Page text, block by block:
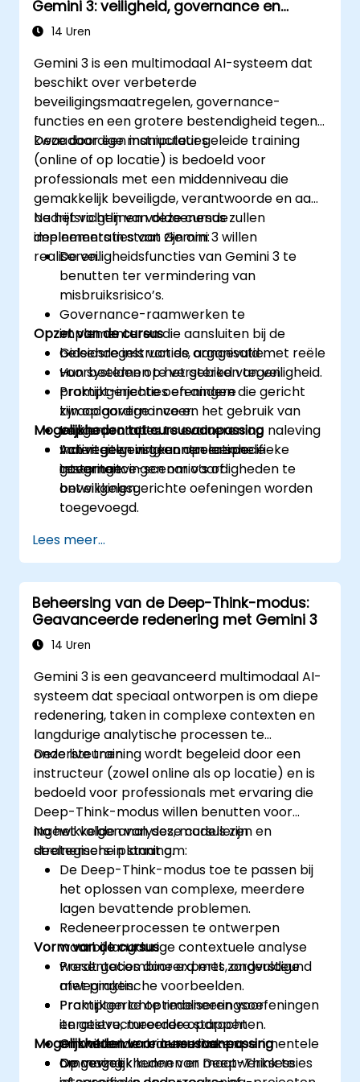
Gemini 3: veiligheid, governance en
bescherming tegen prompt-injectie
14 Uren
Gemini 3 is een multimodaal AI-systeem dat
beschikt over verbeterde
beveiligingsmaatregelen, governance-
functies en een grotere bestendigheid tegen
kwaadaardige manipulaties.
Deze door een instructeur geleide training
(online of op locatie) is bedoeld voor
professionals met een middenniveau die
gemakkelijk beveiligde, verantwoorde en aan
bedrijfsrichtlijnen voldoenende
implementaties van Gemini 3 willen
realiseren.
Na het volgen van deze cursus zullen
deelnemers in staat zijn om:
De veiligheidsfuncties van Gemini 3 te
benutten ter vermindering van
misbruiksrisico’s.
Governance-raamwerken te
implementeren die aansluiten bij de
beleidsregels van de organisatie.
Hun systemen te versterken tegen
prompt-injecties en andere
kwaadaardige invoer.
Implementaties te evalueren op naleving
van regelgeving en operationele
integriteit.
Opzet van de cursus
Gidsende instructies, aangevuld met reële
voorbeelden op het gebied van veiligheid.
Praktijkgerichte oefeningen die gericht
zijn op governance en het gebruik van
veilige prompts.
Activiteiten in gecontroleerde
testomgevingen om vaardigheden te
ontwikkelen.
Mogelijkheden tot cursusaanpassing
Indien gewenst kunnen er specifieke
governance-scenario’s of
beveiligingsgerichte oefeningen worden
toegevoegd.
Lees meer...
Beheersing van de Deep-Think-modus:
Geavanceerde redenering met Gemini 3
14 Uren
Gemini 3 is een geavanceerd multimodaal AI-
systeem dat speciaal ontworpen is om diepe
redenering, taken in complexe contexten en
langdurige analytische processen te
ondersteunen.
Deze live training wordt begeleid door een
instructeur (zowel online als op locatie) en is
bedoeld voor professionals met ervaring die
Deep-Think-modus willen benutten voor
ingewikkelde analyses, modelleren en
strategische planning.
Na het volgen van deze cursus zijn
deelnemers in staat om:
De Deep-Think-modus toe te passen bij
het oplossen van complexe, meerdere
lagen bevattende problemen.
Redeneerprocessen te ontwerpen
waarbij langdurige contextuele analyse
wordt gecombineerd met zorgvuldige
afwegingen.
Prompten te optimaliseren voor
iteratieve, meerdere stappen
omvattende redeneertaken.
De mogelijkheden van Deep-Think te
Vorm van de cursus
Presentaties door experts, ondersteund
met praktische voorbeelden.
Praktijkgerichte redeneeringsoefeningen
en gestructureerde opdrachten.
Ontwikkelwerk in een live-experimentele
omgeving.
Mogelijkheden voor cursusaanpassing
Op verzoek kunnen er maatwerksessies